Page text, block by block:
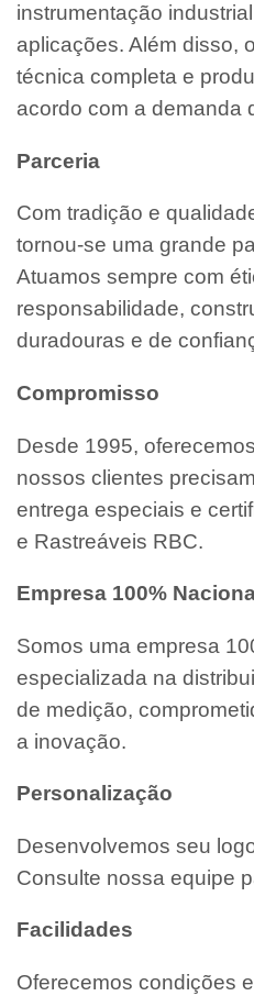
instrumentação
aplicações. Além disso,
técnica completa e
acordo com a demanda
Parceria
Com tradição e
tornou-se uma grande
Atuamos sempre com
responsabilidade,
duradouras e de
Compromisso
Desde 1995,
nossos clientes
entrega especiais e
e Rastreáveis RBC.
Empresa 100%
Somos uma empresa
especializada na
de medição,
a inovação.
Personalização
Desenvolvemos seu
Consulte nossa equipe
Facilidades
Oferecemos condições